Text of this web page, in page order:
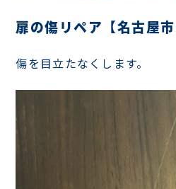
扉の傷リペア【名古屋市
傷を目立たなくします。